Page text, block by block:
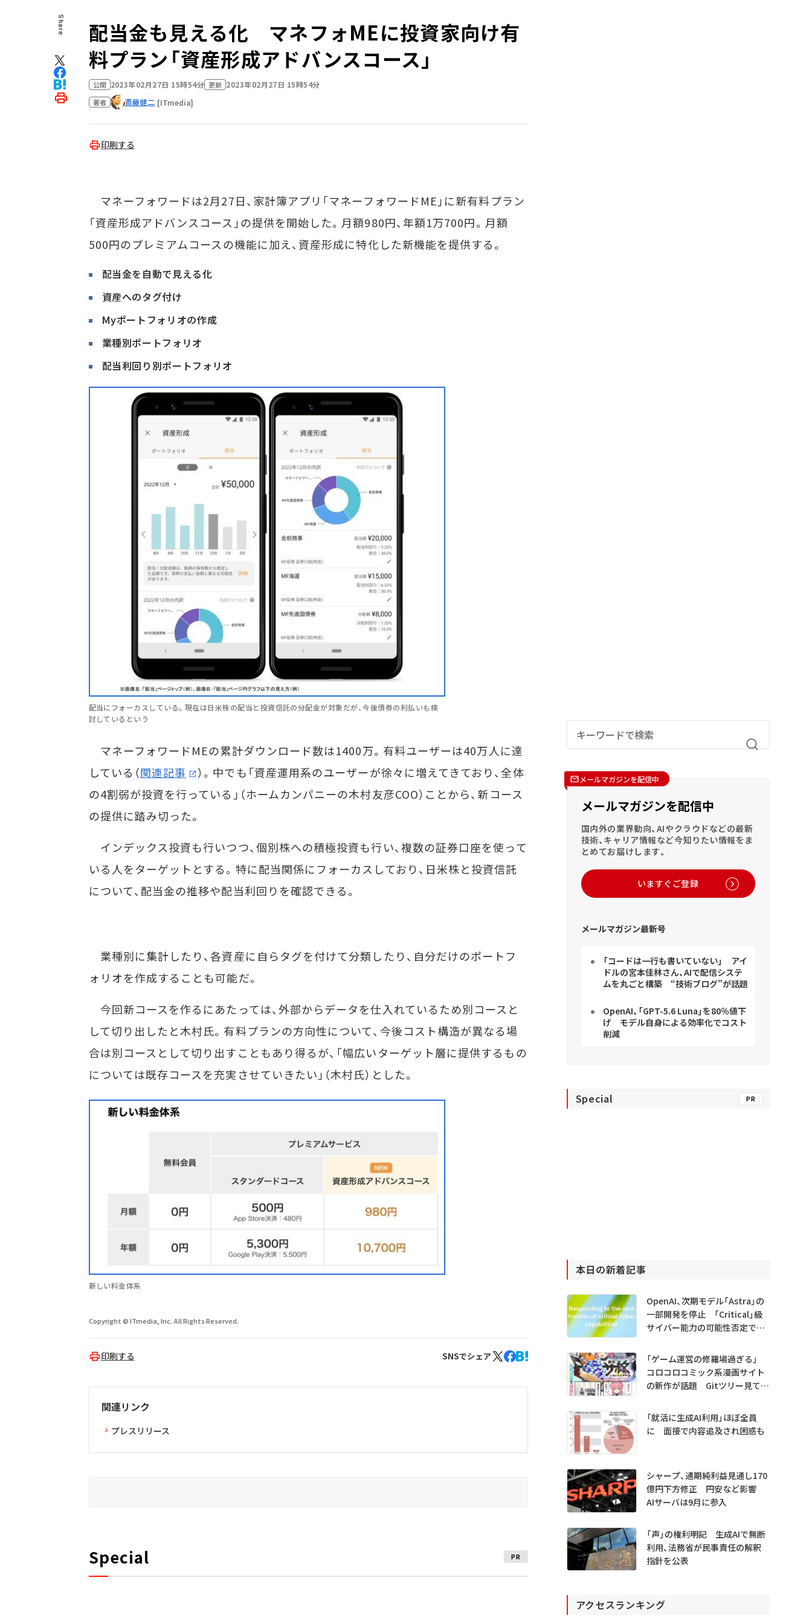
Share
配当金も見える化 マネフォMEに投資家向け有
料プラン「資産形成アドバンスコース」
公開 2023年02月27日 15時54分 更新 2023年02月27日 15時54分
著者 斎藤健二 [ITmedia]
印刷する
マネーフォワードは2月27日、家計簿アプリ「マネーフォワードME」に新有料プラン
「資産形成アドバンスコース」の提供を開始した。月額980円、年額1万700円。月額
500円のプレミアムコースの機能に加え、資産形成に特化した新機能を提供する。
配当金を自動で見える化
資産へのタグ付け
Myポートフォリオの作成
業種別ポートフォリオ
配当利回り別ポートフォリオ
配当にフォーカスしている。現在は日米株の配当と投資信託の分配金が対象だが、今後債券の利払いも検
討しているという
マネーフォワードMEの累計ダウンロード数は1400万。有料ユーザーは40万人に達
している（関連記事
）。中でも「資産運用系のユーザーが徐々に増えてきており、全体
の4割弱が投資を行っている」（ホームカンパニーの木村友彦COO）ことから、新コース
の提供に踏み切った。
インデックス投資も行いつつ、個別株への積極投資も行い、複数の証券口座を使って
いる人をターゲットとする。特に配当関係にフォーカスしており、日米株と投資信託
について、配当金の推移や配当利回りを確認できる。
業種別に集計したり、各資産に自らタグを付けて分類したり、自分だけのポートフ
ォリオを作成することも可能だ。
今回新コースを作るにあたっては、外部からデータを仕入れているため別コースと
して切り出したと木村氏。有料プランの方向性について、今後コスト構造が異なる場
合は別コースとして切り出すこともあり得るが、「幅広いターゲット層に提供するもの
については既存コースを充実させていきたい」（木村氏）とした。
新しい料金体系
Copyright © ITmedia, Inc. All Rights Reserved.
印刷する SNSでシェア
関連リンク
プレスリリース
Special PR
メールマガジンを配信中
メールマガジンを配信中
国内外の業界動向、AIやクラウドなどの最新
技術、キャリア情報など今知りたい情報をま
とめてお届けします。
いますぐご登録
メールマガジン最新号
「コードは一行も書いていない」 アイ
ドルの宮本佳林さん、AIで配信システ
ムを丸ごと構築 “技術ブログ”が話題
OpenAI、「GPT-5.6 Luna」を80％値下
げ モデル自身による効率化でコスト
削減
Special PR
本日の新着記事
OpenAI、次期モデル「Astra」の
一部開発を停止 「Critical」級
サイバー能力の可能性否定でき
「ゲーム運営の修羅場過ぎる」
コロコロコミック系漫画サイト
の新作が話題 Gitツリー見てガ
「就活に生成AI利用」ほぼ全員
に 面接で内容追及され困惑も
シャープ、通期純利益見通し170
億円下方修正 円安など影響
AIサーバは9月に参入
「声」の権利明記 生成AIで無断
利用、法務省が民事責任の解釈
指針を公表
アクセスランキング